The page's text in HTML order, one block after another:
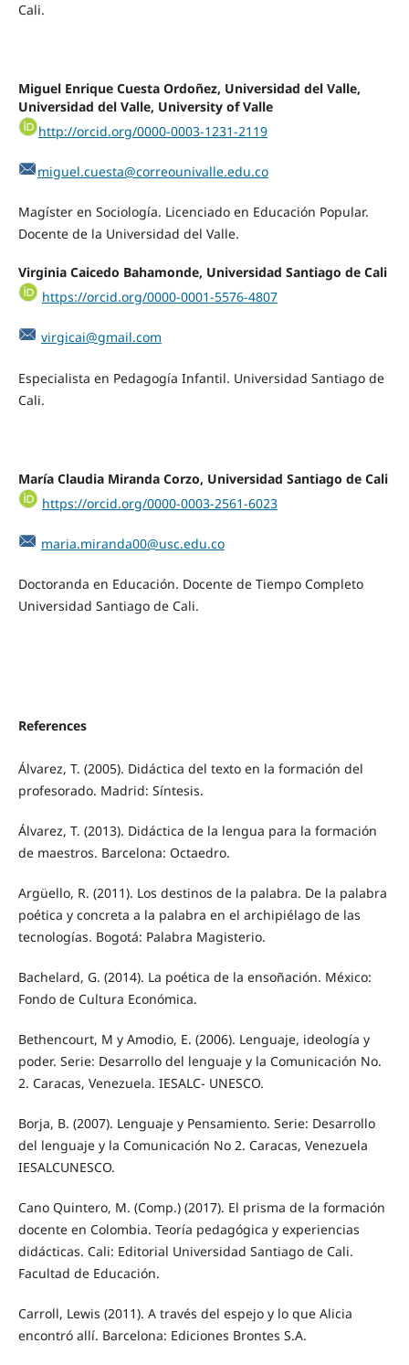
Cali.
Miguel Enrique Cuesta Ordoñez, Universidad del Valle,
Universidad del Valle, University of Valle
http://orcid.org/0000-0003-1231-2119
miguel.cuesta@correounivalle.edu.co
Magíster en Sociología. Licenciado en Educación Popular.
Docente de la Universidad del Valle.
Virginia Caicedo Bahamonde, Universidad Santiago de Cali
https://orcid.org/0000-0001-5576-4807
virgicai@gmail.com
Especialista en Pedagogía Infantil. Universidad Santiago de
Cali.
María Claudia Miranda Corzo, Universidad Santiago de Cali
https://orcid.org/0000-0003-2561-6023
maria.miranda00@usc.edu.co
Doctoranda en Educación. Docente de Tiempo Completo
Universidad Santiago de Cali.
References
Álvarez, T. (2005). Didáctica del texto en la formación del
profesorado. Madrid: Síntesis.
Álvarez, T. (2013). Didáctica de la lengua para la formación
de maestros. Barcelona: Octaedro.
Argüello, R. (2011). Los destinos de la palabra. De la palabra
poética y concreta a la palabra en el archipiélago de las
tecnologías. Bogotá: Palabra Magisterio.
Bachelard, G. (2014). La poética de la ensoñación. México:
Fondo de Cultura Económica.
Bethencourt, M y Amodio, E. (2006). Lenguaje, ideología y
poder. Serie: Desarrollo del lenguaje y la Comunicación No.
2. Caracas, Venezuela. IESALC- UNESCO.
Borja, B. (2007). Lenguaje y Pensamiento. Serie: Desarrollo
del lenguaje y la Comunicación No 2. Caracas, Venezuela
IESALCUNESCO.
Cano Quintero, M. (Comp.) (2017). El prisma de la formación
docente en Colombia. Teoría pedagógica y experiencias
didácticas. Cali: Editorial Universidad Santiago de Cali.
Facultad de Educación.
Carroll, Lewis (2011). A través del espejo y lo que Alicia
encontró allí. Barcelona: Ediciones Brontes S.A.